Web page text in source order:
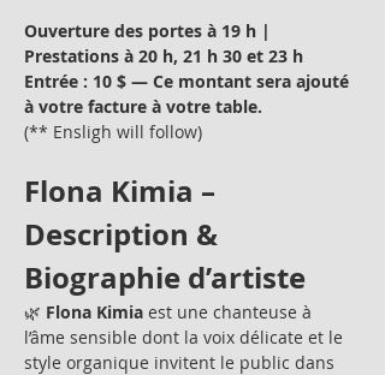
Ouverture des portes à 19 h |
Prestations à 20 h, 21 h 30 et 23 h
Entrée : 10 $ — Ce montant sera ajouté
à votre facture à votre table.
(** Ensligh will follow)
Flona Kimia –
Description &
Biographie d’artiste
🌿 Flona Kimia est une chanteuse à
l’âme sensible dont la voix délicate et le
style organique invitent le public dans